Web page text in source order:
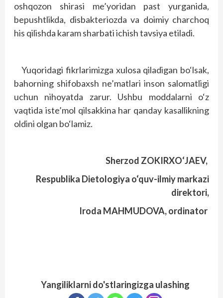
oshqozon shirasi me’yoridan past yurganida,
bepushtlikda, disbakteriozda va doimiy charchoq
his qilishda karam sharbati ichish tavsiya etiladi.
Yuqoridagi fikrlarimizga xulosa qiladigan bo‘lsak,
bahorning shifobaxsh ne’matlari inson salomatligi
uchun nihoyatda zarur. Ushbu moddalarni o‘z
vaqtida iste’mol qilsakkina har qanday kasallikning
oldini olgan bo‘lamiz.
Sherzod ZOKIRXO‘JAEV,
Respublika Dietologiya o‘quv-ilmiy markazi
direktori,
Iroda MAHMUDOVA, ordinator
Yangiliklarni do'stlaringizga ulashing